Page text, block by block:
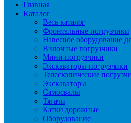
Главная
Каталог
Весь каталог
Фронтальные погрузчики
Навесное оборудование
Вилочные погрузчики
Мини-погрузчики
Экскаваторы-погрузчики
Телескопические
Экскаваторы
Самосвалы
Тягачи
Катки дорожные
Оборудование